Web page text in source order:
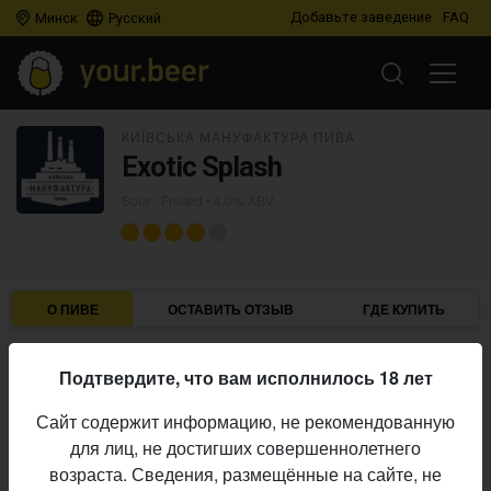
Минск Русский Добавьте заведение FAQ
Exotic Splash
О ПИВЕ ОСТАВИТЬ ОТЗЫВ ГДЕ КУПИТЬ
Пивоварня:
Алкоголь:
4,0%
Начало
выпуска:
29.04.2026
Подтвердите, что вам исполнилось 18 лет
Сайт содержит информацию, не рекомендованную
для лиц, не достигших совершеннолетнего
возраста. Сведения, размещённые на сайте, не